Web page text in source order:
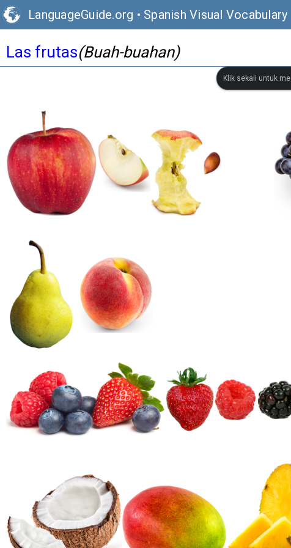
LanguageGuide.org • Spanish Visual Vocabulary
Las frutas(Buah-buahan)
Klik sekali untuk